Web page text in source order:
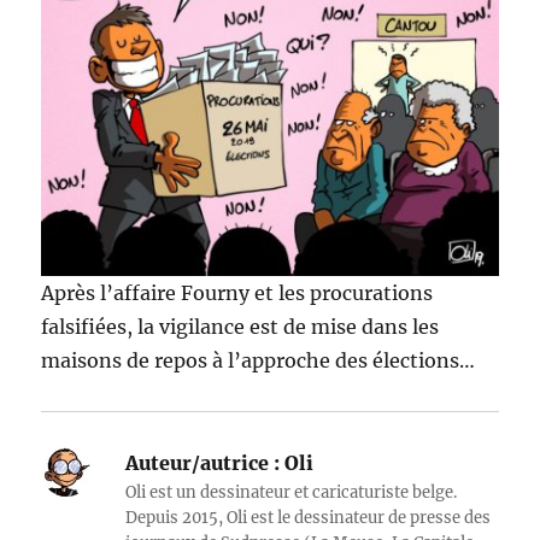
Après l’affaire Fourny et les procurations
falsifiées, la vigilance est de mise dans les
maisons de repos à l’approche des élections…
Auteur/autrice : Oli
Oli est un dessinateur et caricaturiste belge.
Depuis 2015, Oli est le dessinateur de presse des